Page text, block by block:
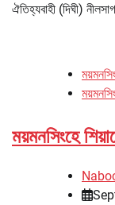
ঐতিহ্যবাহী (দিঘী)
ময়মনসিংহে